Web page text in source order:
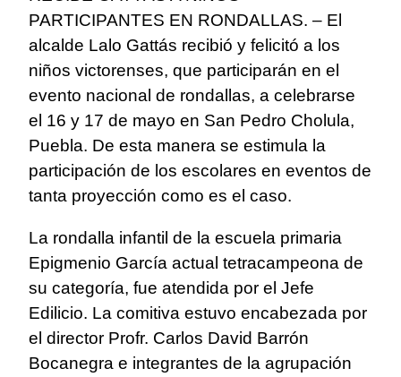
PARTICIPANTES EN RONDALLAS. – El
alcalde Lalo Gattás recibió y felicitó a los
niños victorenses, que participarán en el
evento nacional de rondallas, a celebrarse
el 16 y 17 de mayo en San Pedro Cholula,
Puebla. De esta manera se estimula la
participación de los escolares en eventos de
tanta proyección como es el caso.
La rondalla infantil de la escuela primaria
Epigmenio García actual tetracampeona de
su categoría, fue atendida por el Jefe
Edilicio. La comitiva estuvo encabezada por
el director Profr. Carlos David Barrón
Bocanegra e integrantes de la agrupación